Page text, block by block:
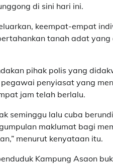
di sini hari ini.
keempat-empat
tanah adat
pihak polis yang
penyiasat yang
jam telah berlalu.
seminggu lalu cuba
maklumat bagi
menurut kenyataan itu.
Kampung Asaon